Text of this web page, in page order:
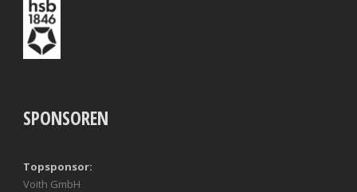
SPONSOREN
Topsponsor:
Voith GmbH